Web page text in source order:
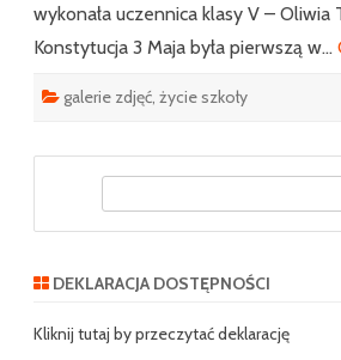
wykonała uczennica klasy V – Oliwia
Konstytucja 3 Maja była pierwszą w…
galerie zdjęć życie szkoły
r
h
DEKLARACJA DOSTĘPNOŚCI
Kliknij tutaj by przeczytać deklarację